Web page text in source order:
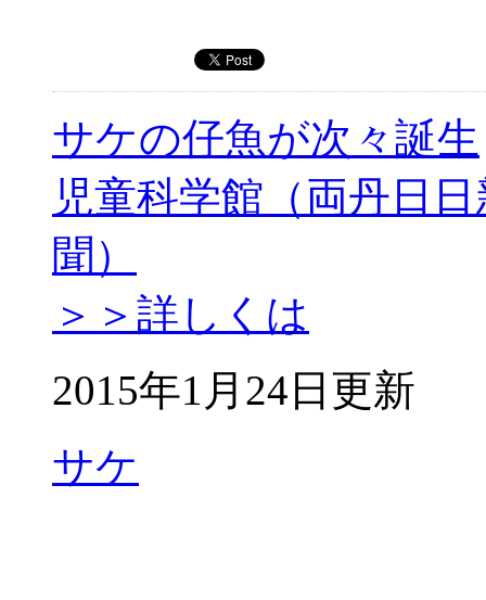
サケの仔魚が次々誕生
児童科学館（両丹日日
聞）
＞＞詳しくは
2015年1月24日更新
サケ